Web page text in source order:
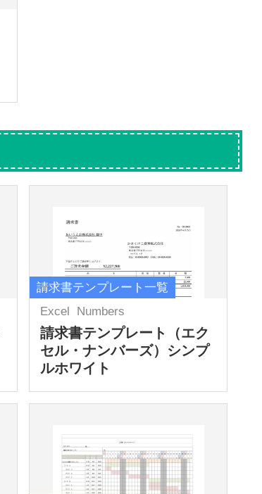
請求書テンプレート一覧
Excel
Numbers
請求書テンプレート（エク
セル・ナンバーズ）シンプ
ルホワイト